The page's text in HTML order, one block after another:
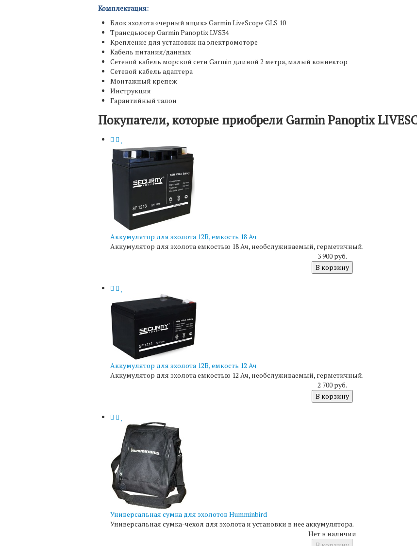
Комплектация:
Блок эхолота «черный ящик» Garmin LiveScope GLS 10
Трансдьюсер Garmin Panoptix LVS34
Крепление для установки на электромоторе
Кабель питания/данных
Сетевой кабель морской сети Garmin длиной 2 метра, малый коннектор
Сетевой кабель адаптера
Монтажный крепеж
Инструкция
Гарантийный талон
Покупатели, которые приобрели Garmin Panoptix
Аккумулятор для эхолота 12В, емкость 18 Ач
Аккумулятор для эхолота емкостью 18 Ач, необслуживаемый, герметичный.
3 900 руб.
В корзину
Аккумулятор для эхолота 12В, емкость 12 Ач
Аккумулятор для эхолота емкостью 12 Ач, необслуживаемый, герметичный.
2 700 руб.
В корзину
Универсальная сумка для эхолотов Humminbird
Универсальная сумка-чехол для эхолота и установки в нее аккумулятора.
Нет в наличии